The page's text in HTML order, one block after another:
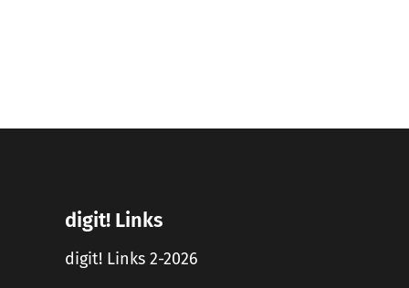
digit! Links
digit! Links 2-2026